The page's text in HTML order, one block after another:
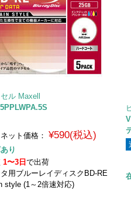
ル Maxell
ネット価格： ¥590(税込)
り
1〜3日で出荷
用ブルーレイディスクBD-RE
style (1～2倍速対応)